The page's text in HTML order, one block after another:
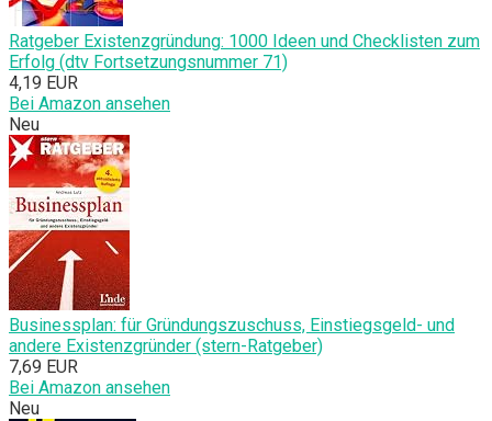
Ratgeber Existenzgründung: 1000 Ideen und Checklisten zum
Erfolg (dtv Fortsetzungsnummer 71)
4,19 EUR
Bei Amazon ansehen
Neu
Businessplan: für Gründungszuschuss, Einstiegsgeld- und
andere Existenzgründer (stern-Ratgeber)
7,69 EUR
Bei Amazon ansehen
Neu